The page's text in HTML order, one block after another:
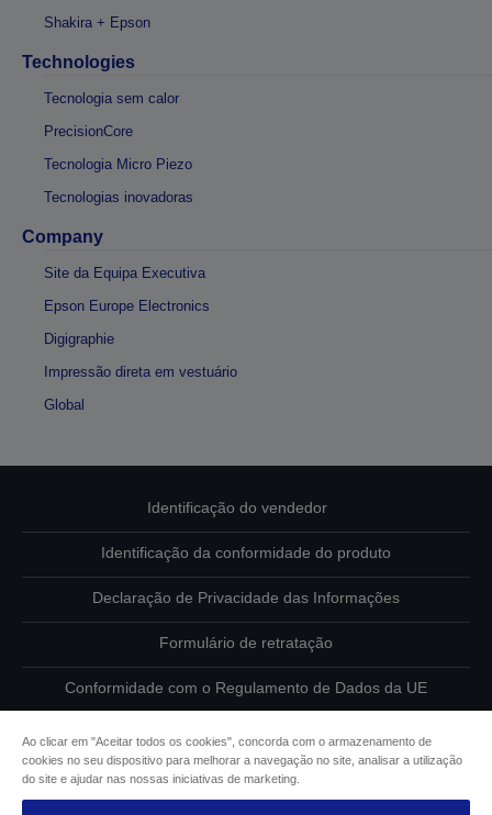
Shakira + Epson
Technologies
Tecnologia sem calor
PrecisionCore
Tecnologia Micro Piezo
Tecnologias inovadoras
Company
Site da Equipa Executiva
Epson Europe Electronics
Digigraphie
Impressão direta em vestuário
Global
Identificação do vendedor
Identificação da conformidade do produto
Declaração de Privacidade das Informações
Formulário de retratação
Conformidade com o Regulamento de Dados da UE
Contacte-nos sobre os seus dados
Informações sobre cookies
Ao clicar em "Aceitar todos os cookies", concorda com o armazenamento de
cookies no seu dispositivo para melhorar a navegação no site, analisar a utilização
do site e ajudar nas nossas iniciativas de marketing.